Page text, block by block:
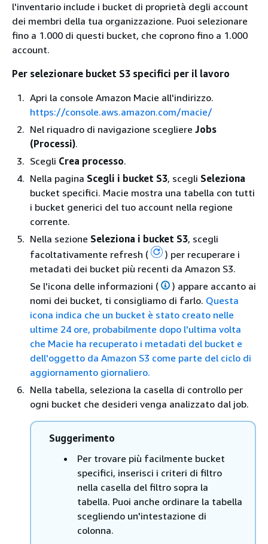
l'inventario include i bucket di proprietà degli account
dei membri della tua organizzazione. Puoi selezionare
fino a 1.000 di questi bucket, che coprono fino a 1.000
account.
Per selezionare bucket S3 specifici per il lavoro
Apri la console Amazon Macie all'indirizzo.
https://console.aws.amazon.com/macie/
Nel riquadro di navigazione scegliere Jobs
(Processi).
Scegli Crea processo.
Nella pagina Scegli i bucket S3, scegli Seleziona
bucket specifici. Macie mostra una tabella con tutti
i bucket generici del tuo account nella regione
corrente.
Nella sezione Seleziona i bucket S3, scegli
facoltativamente refresh (
) per recuperare i
metadati dei bucket più recenti da Amazon S3.
Se l'icona delle informazioni (
) appare accanto ai
nomi dei bucket, ti consigliamo di farlo. Questa
icona indica che un bucket è stato creato nelle
ultime 24 ore, probabilmente dopo l'ultima volta
che Macie ha recuperato i metadati del bucket e
dell'oggetto da Amazon S3 come parte del ciclo di
aggiornamento giornaliero.
Nella tabella, seleziona la casella di controllo per
ogni bucket che desideri venga analizzato dal job.
Suggerimento
Per trovare più facilmente bucket
specifici, inserisci i criteri di filtro
nella casella del filtro sopra la
tabella. Puoi anche ordinare la tabella
scegliendo un'intestazione di
colonna.